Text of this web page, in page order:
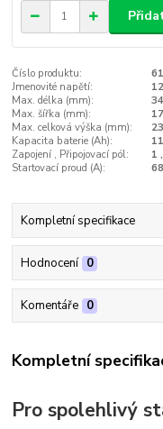
Číslo produktu:
Jmenovité napětí:
Max. délka (mm):
Max. šířka (mm):
Max. celková výška (mm):
Kapacita baterie (Ah):
Zapojení , Připojovací pól:
1
Startovací proud (A):
Kompletní specifikace
Hodnocení 0
Komentáře 0
Kompletní
Pro spolehlivý